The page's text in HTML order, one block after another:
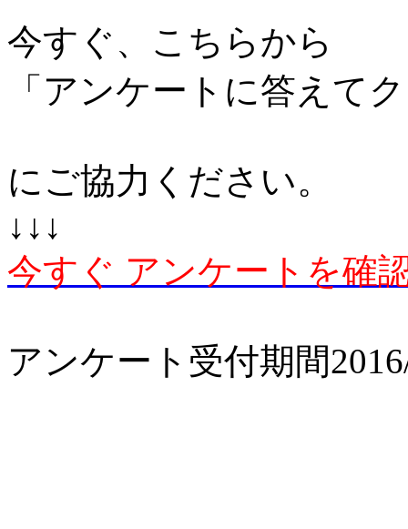
今すぐ、こちらから
「アンケートに答えて
にご協力ください。
↓↓↓
今すぐ アンケートを確
アンケート受付期間